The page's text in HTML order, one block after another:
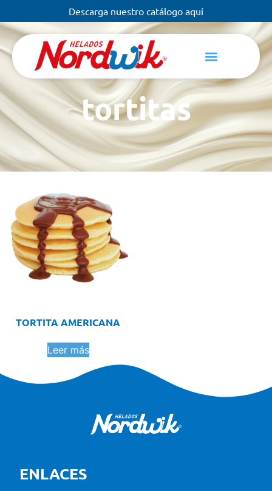
Descarga nuestro catálogo aquí
tortitas
TORTITA AMERICANA
Leer más
ENLACES